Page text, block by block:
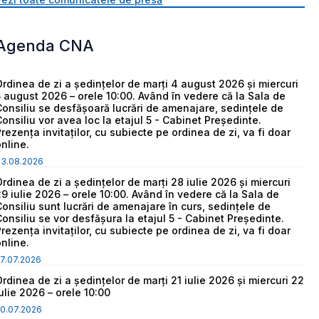
CNA
de zi a ședințelor de marți 4 august 2026 și miercuri
august 2026 – orele 10:00. Având în vedere că la Sala de
se desfășoară lucrări de amenajare, sedințele de
vor avea loc la etajul 5 - Cabinet Președinte.
invitaților, cu subiecte pe ordinea de zi, va fi doar
de zi a ședințelor de marți 28 iulie 2026 și miercuri
iulie 2026 – orele 10:00. Având în vedere că la Sala de
sunt lucrări de amenajare în curs, sedințele de
se vor desfășura la etajul 5 - Cabinet Președinte.
invitaților, cu subiecte pe ordinea de zi, va fi doar
de zi a ședințelor de marți 21 iulie 2026 și miercuri 22
2026 – orele 10:00